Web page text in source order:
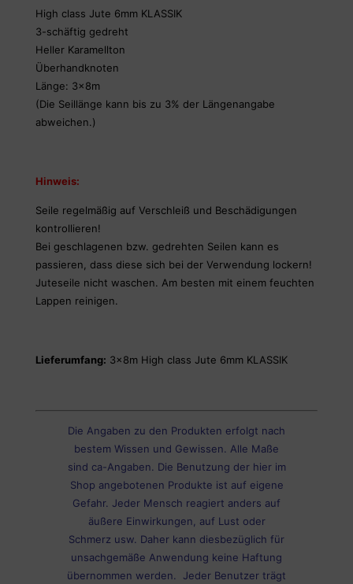
High class Jute 6mm KLASSIK
3-schäftig gedreht
Heller Karamellton
Überhandknoten
Länge: 3x8m
(Die Seillänge kann bis zu 3% der Längenangabe
abweichen.)
Hinweis:
Seile regelmäßig auf Verschleiß und Beschädigungen
kontrollieren!
Bei geschlagenen bzw. gedrehten Seilen kann es
passieren, dass diese sich bei der Verwendung lockern!
Juteseile nicht waschen. Am besten mit einem feuchten
Lappen reinigen.
Lieferumfang: 3x8m High class Jute 6mm KLASSIK
Die Angaben zu den Produkten erfolgt nach
bestem Wissen und Gewissen. Alle Maße
sind ca-Angaben. Die Benutzung der hier im
Shop angebotenen Produkte ist auf eigene
Gefahr. Jeder Mensch reagiert anders auf
äußere Einwirkungen, auf Lust oder
Schmerz usw. Daher kann diesbezüglich für
unsachgemäße Anwendung keine Haftung
übernommen werden. Jeder Benutzer trägt